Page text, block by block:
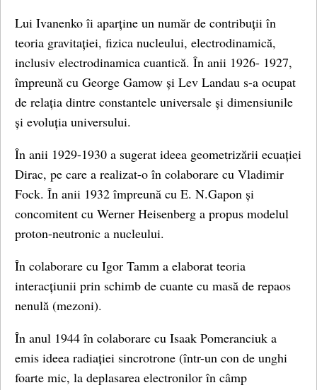
Lui Ivanenko îi aparține un număr de contribuții în
teoria gravitației, fizica nucleului, electrodinamică,
inclusiv electrodinamica cuantică. În anii 1926- 1927,
împreună cu George Gamow și Lev Landau s-a ocupat
de relația dintre constantele universale și dimensiunile
și evoluția universului.
În anii 1929-1930 a sugerat ideea geometrizării ecuației
Dirac, pe care a realizat-o în colaborare cu Vladimir
Fock. În anii 1932 împreună cu E. N.Gapon și
concomitent cu Werner Heisenberg a propus modelul
proton-neutronic a nucleului.
În colaborare cu Igor Tamm a elaborat teoria
interacțiunii prin schimb de cuante cu masă de repaos
nenulă (mezoni).
În anul 1944 în colaborare cu Isaak Pomeranciuk a
emis ideea radiației sincrotrone (într-un con de unghi
foarte mic, la deplasarea electronilor în câmp